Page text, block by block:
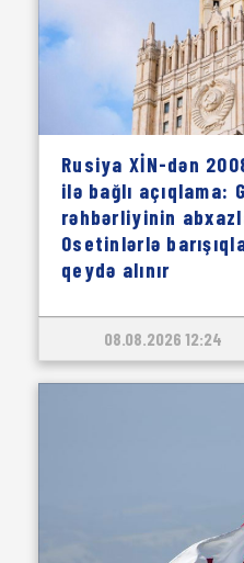
Rusiya XİN-dən
ilə bağlı açıqlama:
rəhbərliyinin
Osetinlərlə
qeydə alınır
08.08.2026 12:24